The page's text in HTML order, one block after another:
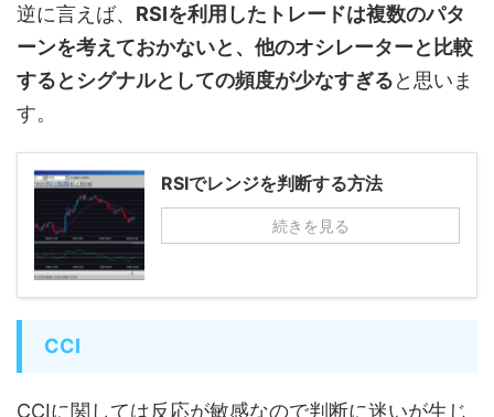
逆に言えば、 RSIを利用したトレードは複数のパタ
ーンを考えておかないと、他のオシレーターと比較
するとシグナルとしての頻度が少なすぎると思いま
す。
RSIでレンジを判断する方法
続きを見る
CCI
CCIに関しては反応が敏感なので判断に迷いが生じ